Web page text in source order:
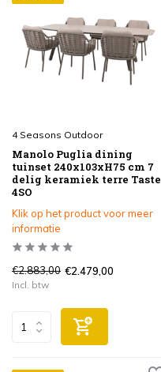
4 Seasons Outdoor
Manolo Puglia dining
tuinset 240x103xH75 cm 7
delig keramiek terre Taste
4SO
Klik op het product voor meer
informatie
€2.883,00 €2.479,00
Incl. btw